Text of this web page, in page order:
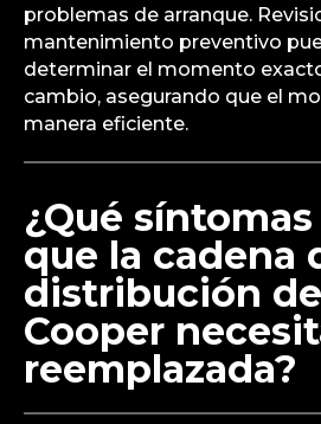
problemas de arranque.
mantenimiento preventivo
determinar el momento
cambio, asegurando que el
manera eficiente.
¿Qué
que la cadena
distribución
Cooper
reemplazada?